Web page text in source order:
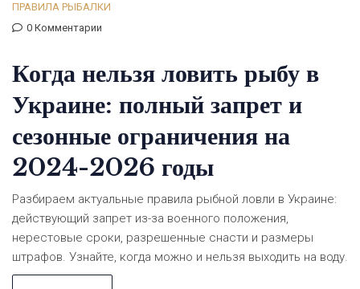
ПРАВИЛА РЫБАЛКИ
0 Комментарии
Когда нельзя ловить рыбу в
Украине: полный запрет и
сезонные ограничения на
2024-2026 годы
Разбираем актуальные правила рыбной ловли в Украине:
действующий запрет из-за военного положения,
нерестовые сроки, разрешенные снасти и размеры
штрафов. Узнайте, когда можно и нельзя выходить на воду.